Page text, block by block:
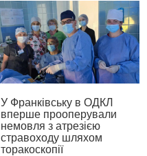
У Франківську в ОДКЛ
вперше прооперували
немовля з атрезією
стравоходу шляхом
торакоскопії